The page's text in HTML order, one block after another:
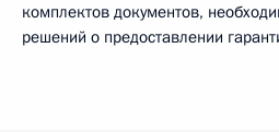
комплектов документов,
решений о предоставлении